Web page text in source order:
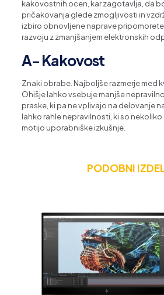
kakovostnih ocen, kar zagotavlja, da
pričakovanja glede zmogljivosti in
izbiro obnovljene naprave
razvoju z zmanjšanjem elektronskih
A- Kakovost
Znaki obrabe. Najboljše razmerje med
Ohišje lahko vsebuje manjše
praske, ki pa ne vplivajo na delovanje
lahko rahle nepravilnosti, ki so
motijo uporabniške izkušnje.
PODOBNI